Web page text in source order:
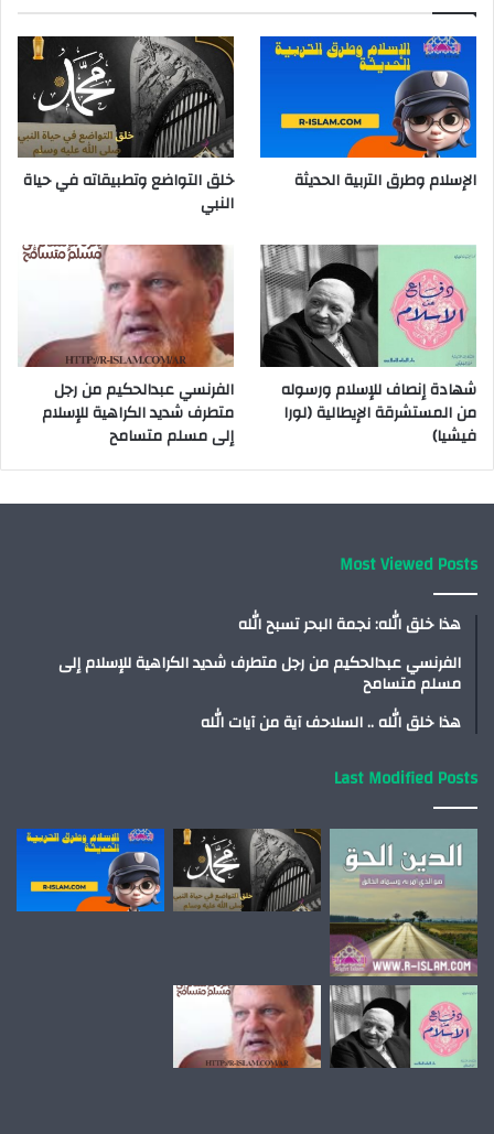
الإسلام وطرق التربية الحديثة
خلق التواضع وتطبيقاته في حياة
النبي
شهادة إنصاف للإسلام ورسوله
من المستشرقة الإيطالية (لورا
فيشيا)
الفرنسي عبدالحكيم من رجل
متطرف شديد الكراهية للإسلام
إلى مسلم متسامح
Most Viewed Posts
هذا خلق الله: نجمة البحر تسبح الله
الفرنسي عبدالحكيم من رجل متطرف شديد الكراهية للإسلام إلى
مسلم متسامح
هذا خلق الله .. السلاحف آية من آيات الله
Last Modified Posts